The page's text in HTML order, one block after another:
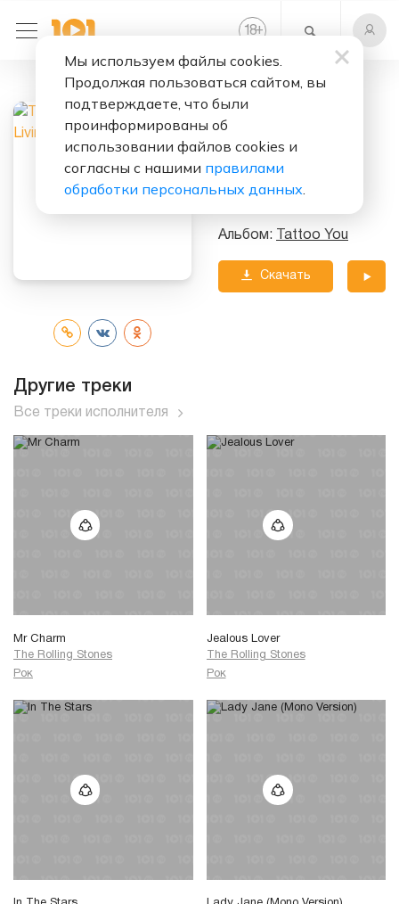
18+
Living In The
Heart Of
Альбом: Tattoo You
Скачать
Другие треки
Все треки исполнителя
Mr Charm
The Rolling Stones
Рок
Jealous Lover
The Rolling Stones
Рок
Мы используем файлы cookies.
Продолжая пользоваться сайтом, вы
подтверждаете, что были
проинформированы об
использовании файлов cookies и
согласны с нашими правилами
обработки персональных данных.